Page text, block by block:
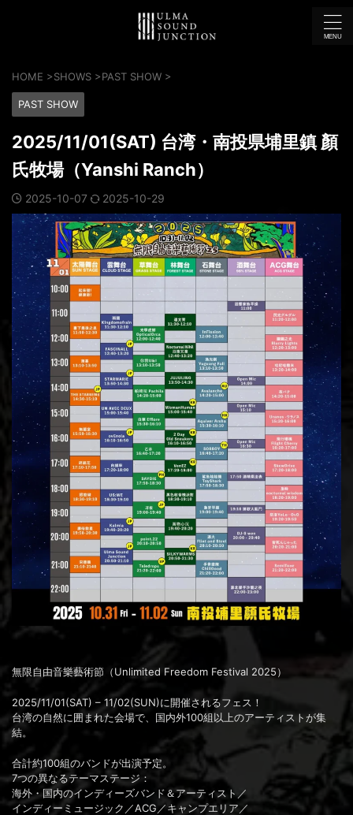
HOME >SHOWS >PAST SHOW >
PAST SHOW
2025/11/01(SAT) 台湾・南投県埔里鎮 顏
氏牧場（Yanshi Ranch）
2025-10-07 2025-10-29
無限自由音樂藝術節（Unlimited Freedom Festival 2025）
2025/11/01(SAT) – 11/02(SUN)に開催されるフェス！
台湾の自然に囲まれた会場で、国内外100組以上のアーティストが集
結。
合計約100組のバンドが出演予定。
7つの異なるテーマステージ：
海外・国内のインディーズバンド＆アーティスト／
インディーミュージック／ACG／キャンプエリア／